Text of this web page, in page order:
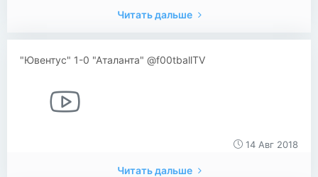
Читать дальше
"Ювентус" 1-0 "Аталанта" @f00tballTV
14 Авг 2018
Читать дальше